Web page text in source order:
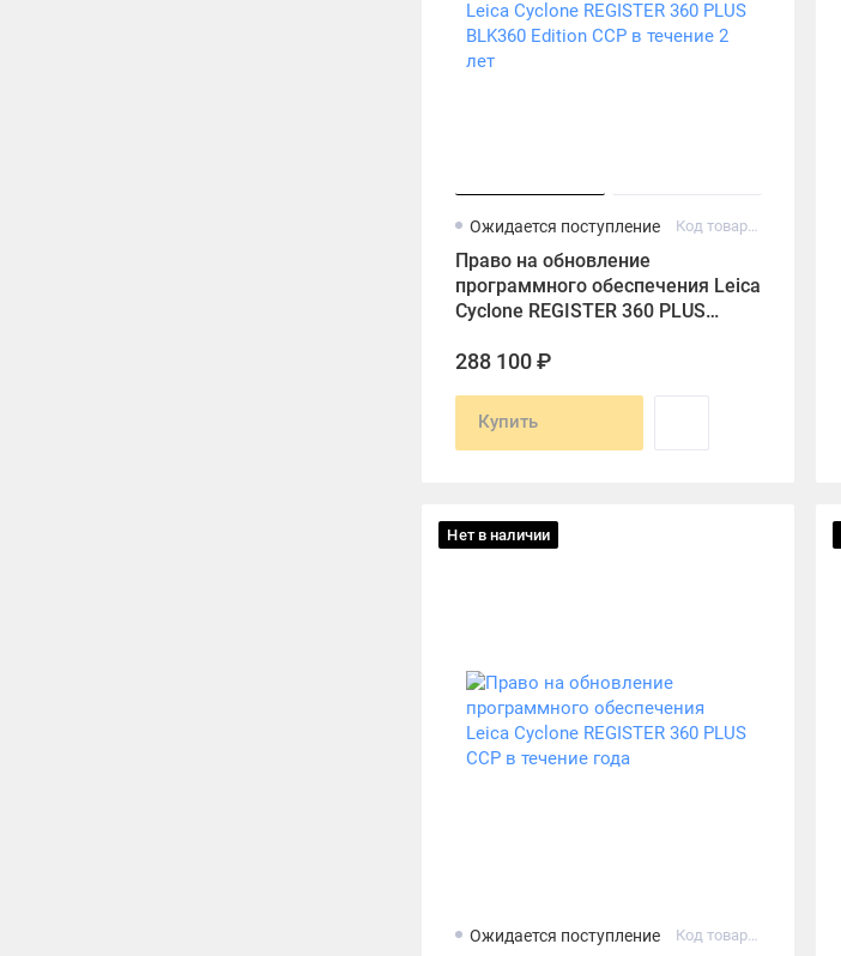
Ожидается поступление Код товара: 6018138
Право на обновление
программного обеспечения Leica
Cyclone REGISTER 360 PLUS
лет
288 100 ₽
Купить
Нет в наличии
Ожидается поступление Код товара: 6018134